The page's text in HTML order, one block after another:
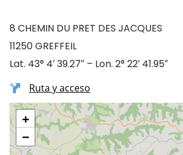
8 CHEMIN DU PRET DES JACQUES
11250 GREFFEIL
Lat. 43° 4′ 39.27″ – Lon. 2° 22′ 41.95″
Ruta y acceso
+
−